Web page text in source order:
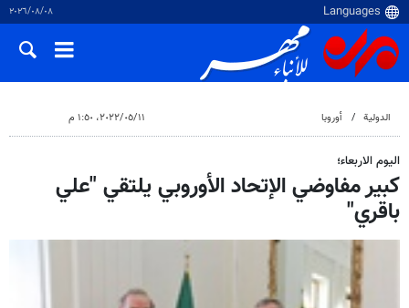
٠٨‏/٠٨‏/٢٠٢٦
الدولية أوروبا ١١‏/٠٥‏/٢٠٢٢، ١:٥٠ م
اليوم الاربعاء؛
كبير مفاوضي الإتحاد الأوروبي يلتقي "علي
باقري"